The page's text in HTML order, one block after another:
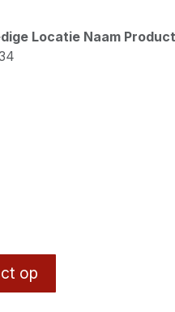
Locatie Naam
op